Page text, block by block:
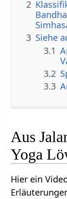
2
3 Siehe
3.1
3.2
3.3
Aus
Yoga
Hier ein